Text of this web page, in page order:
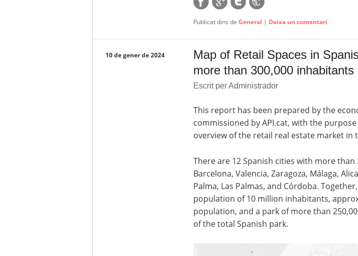
Publicat dins de General | Deixa un comentari
Map of Retail Spaces in
more than 300,000 inhabitants
10 de gener de 2024
Escrit per Administrador
This report has been prepared by the
commissioned by API.cat, with the
overview of the retail real estate market in
There are 12 Spanish cities with more
Barcelona, Valencia, Zaragoza, Málaga,
Palma, Las Palmas, and Córdoba.
population of 10 million inhabitants,
population, and a park of more than
of the total Spanish park.